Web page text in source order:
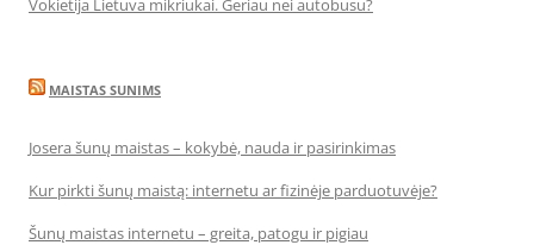
Vokietija Lietuva mikriukai. Geriau nei autobusu?
MAISTAS SUNIMS
Josera šunų maistas – kokybė, nauda ir pasirinkimas
Kur pirkti šunų maistą: internetu ar fizinėje parduotuvėje?
Šunų maistas internetu – greita, patogu ir pigiau